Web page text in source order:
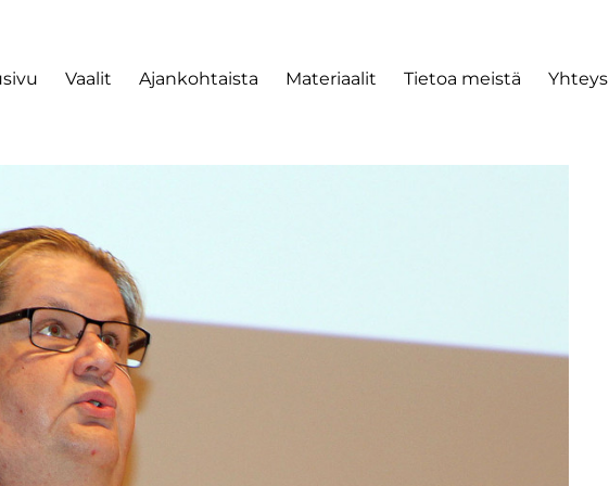
Vaalit Ajankohtaista Materiaalit Tietoa meistä Yhteys